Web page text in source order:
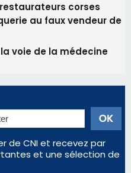
corses
au faux vendeur de
voie de la médecine
de CNI et recevez par
et une sélection de